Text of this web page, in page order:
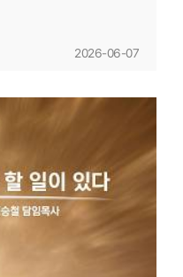
2026-06-07